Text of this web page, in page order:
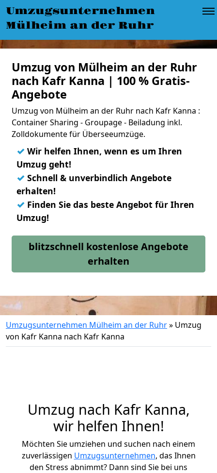
Umzugsunternehmen
Mülheim an der Ruhr
Umzug von Mülheim an der Ruhr
nach Kafr Kanna | 100 % Gratis-
Angebote
Umzug von Mülheim an der Ruhr nach Kafr Kanna :
Container Sharing - Groupage - Beiladung inkl.
Zolldokumente für Überseeumzüge.
✓ Wir helfen Ihnen, wenn es um Ihren
Umzug geht!
✓ Schnell & unverbindlich Angebote
erhalten!
✓ Finden Sie das beste Angebot für Ihren
Umzug!
blitzschnell kostenlose Angebote
erhalten
Umzugsunternehmen Mülheim an der Ruhr» Umzug
von Kafr Kanna nach Kafr Kanna
Umzug nach Kafr Kanna,
wir helfen Ihnen!
Möchten Sie umziehen und suchen nach einem
zuverlässigen Umzugsunternehmen, das Ihnen
den Stress abnimmt? Dann sind Sie bei uns